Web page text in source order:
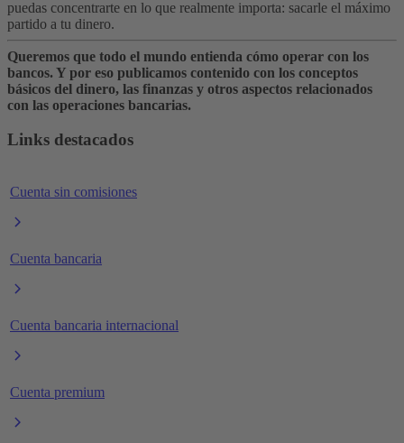
puedas concentrarte en lo que realmente importa: sacarle el máximo
partido a tu dinero.
Queremos que todo el mundo entienda cómo operar con los
bancos. Y por eso publicamos contenido con los conceptos
básicos del dinero, las finanzas y otros aspectos relacionados
con las operaciones bancarias.
Links destacados
Cuenta sin comisiones
Cuenta bancaria
Cuenta bancaria internacional
Cuenta premium